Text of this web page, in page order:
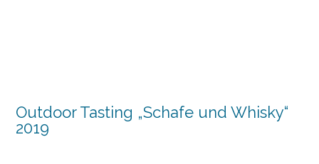
Outdoor Tasting „Schafe und Whisky“
2019